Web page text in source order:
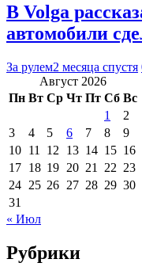
В Volga
автомобили
За рулем2 месяца спустя
Август 2026
Пн Вт Ср Чт Пт Сб Вс
1
2
3
4 5 6 7 8
9
10 11 12 13 14 15 16
17 18 19 20 21 22 23
24 25 26 27 28 29 30
31
« Июл
Рубрики